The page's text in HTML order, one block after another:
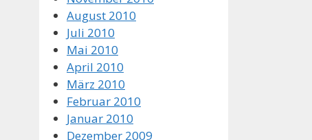
August 2010
Juli 2010
Mai 2010
April 2010
März 2010
Februar 2010
Januar 2010
Dezember 2009